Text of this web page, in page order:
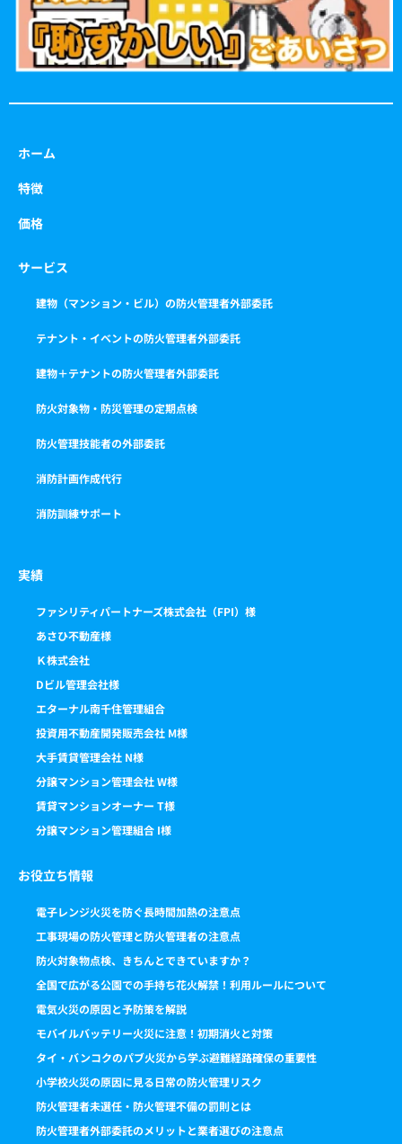
ホーム
特徴
価格
サービス
建物（マンション・ビル）の防火管理者外部委託
テナント・イベントの防火管理者外部委託
建物＋テナントの防火管理者外部委託
防火対象物・防災管理の定期点検
防火管理技能者の外部委託
消防計画作成代行
消防訓練サポート
実績
ファシリティパートナーズ株式会社（FPI）様
あさひ不動産様
Ｋ株式会社
Dビル管理会社様
エターナル南千住管理組合
投資用不動産開発販売会社 M様
大手賃貸管理会社 N様
分譲マンション管理会社 W様
賃貸マンションオーナー T様
分譲マンション管理組合 I様
お役立ち情報
電子レンジ火災を防ぐ長時間加熱の注意点
工事現場の防火管理と防火管理者の注意点
防火対象物点検、きちんとできていますか？
全国で広がる公園での手持ち花火解禁！利用ルールについて
電気火災の原因と予防策を解説
モバイルバッテリー火災に注意！初期消火と対策
タイ・バンコクのパブ火災から学ぶ避難経路確保の重要性
小学校火災の原因に見る日常の防火管理リスク
防火管理者未選任・防火管理不備の罰則とは
防火管理者外部委託のメリットと業者選びの注意点